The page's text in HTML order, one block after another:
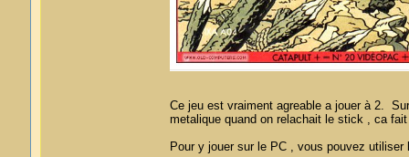
Ce jeu est vraiment agreable a jouer à 2.
metalique quand on relachait le stick , ca
Pour y jouer sur le PC , vous pouvez